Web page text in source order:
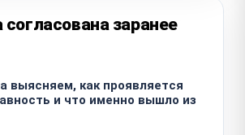
согласована заранее
выясняем, как проявляется
и что именно вышло из